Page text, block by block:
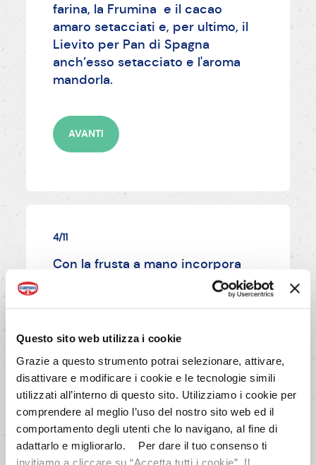
Questo sito web utilizza i cookie
Grazie a questo strumento potrai selezionare, attivare,
disattivare e modificare i cookie e le tecnologie simili
utilizzati all’interno di questo sito. Utilizziamo i cookie per
comprendere al meglio l’uso del nostro sito web ed il
comportamento degli utenti che lo navigano, al fine di
adattarlo e migliorarlo. Per dare il tuo consenso ti
invitiamo a cliccare su “Accetta tutti i cookie”. Il
farina, la Frumina e il cacao
amaro setacciati e, per ultimo, il
Lievito per Pan di Spagna
anch’esso setacciato e l'aroma
mandorla.
AVANTI
4/11
Con la frusta a mano incorpora
delicatamente il tutto senza
sbattere, ruotando la terrina e
verso l’alto, in modo che le uova
AVANTI